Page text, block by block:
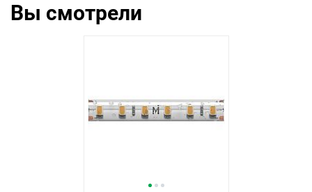
Вы смотрели